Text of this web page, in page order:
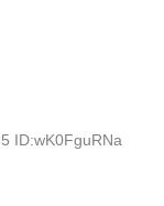
ID:wK0FguRNa